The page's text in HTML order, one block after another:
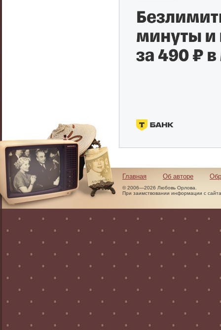
Главная Об авторе
© 2006—2026 Любовь Орлова.
При заимствовании информации с